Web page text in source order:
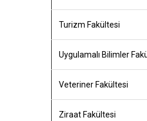
Turizm Fakültesi
Uygulamalı Bilimler
Veteriner Fakültesi
Ziraat Fakültesi